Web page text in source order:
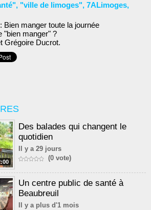
Des balades qui changent le
quotidien
Il y a 29 jours
(0 vote)
Un centre public de santé à
Beaubreuil
Il y a plus d'1 mois
, "ville de limoges", 7ALimoges,
Bien manger toute la journée
"bien manger" ?
Grégoire Ducrot.